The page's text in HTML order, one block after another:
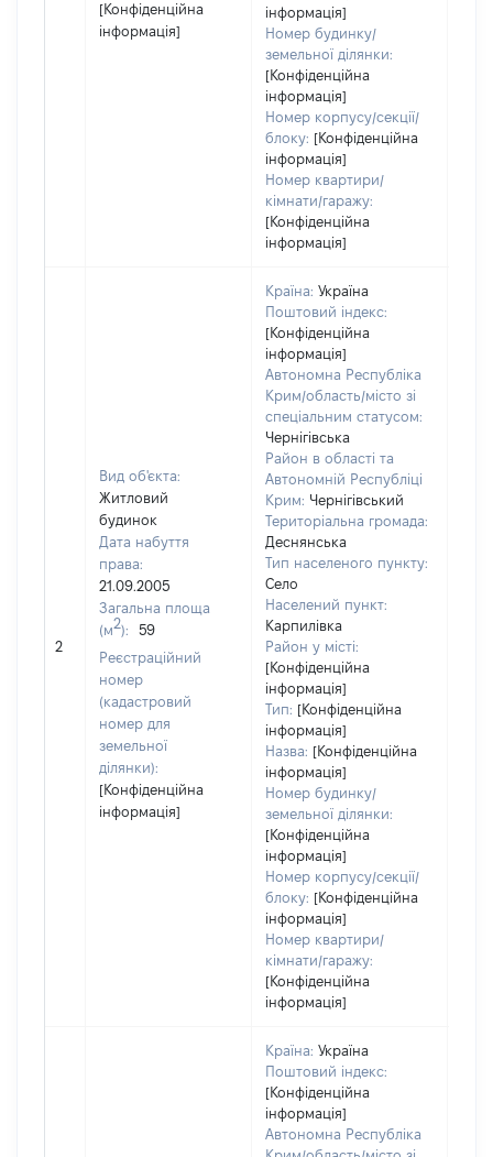
[Конфіденційна
інформація]
інформація]
Номер будинку/
земельної ділянки:
[Конфіденційна
інформація]
Номер корпусу/секції/
блоку: [Конфіденційна
інформація]
Номер квартири/
кімнати/гаражу:
[Конфіденційна
інформація]
2
Вид об'єкта:
Житловий
будинок
Дата набуття
права:
21.09.2005
Загальна площа
(м2):
59
Реєстраційний
номер
(кадастровий
номер для
земельної
ділянки):
[Конфіденційна
інформація]
Країна: Україна
Поштовий індекс:
[Конфіденційна
інформація]
Автономна Республіка
Крим/область/місто зі
спеціальним статусом:
Чернігівська
Район в області та
Автономній Республіці
Крим: Чернігівський
Територіальна громада:
Деснянська
Тип населеного пункту:
Село
Населений пункт:
Карпилівка
Район у місті:
[Конфіденційна
інформація]
Тип: [Конфіденційна
інформація]
Назва: [Конфіденційна
інформація]
Номер будинку/
земельної ділянки:
[Конфіденційна
інформація]
Номер корпусу/секції/
блоку: [Конфіденційна
інформація]
Номер квартири/
кімнати/гаражу:
[Конфіденційна
інформація]
Країна: Україна
Поштовий індекс:
[Конфіденційна
інформація]
Автономна Республіка